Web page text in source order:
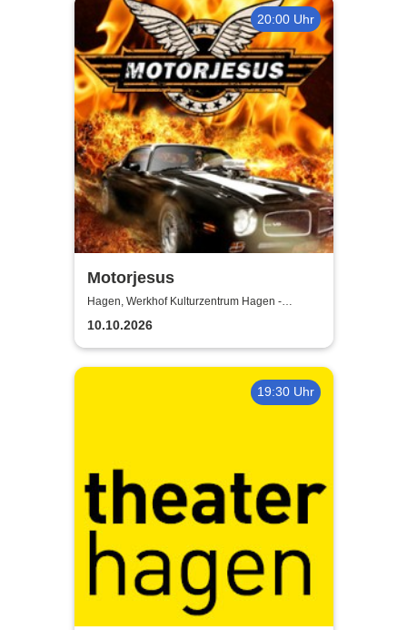
20:00 Uhr
Motorjesus
Hagen, Werkhof Kulturzentrum Hagen -
Hohenlimburg
10.10.2026
19:30 Uhr